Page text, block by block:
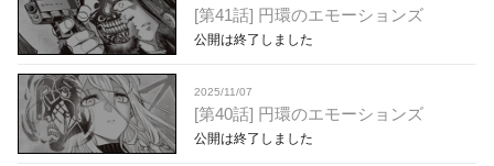
[第41話] 円環のエモーションズ
公開は終了しました
2025/11/07
[第40話] 円環のエモーションズ
公開は終了しました